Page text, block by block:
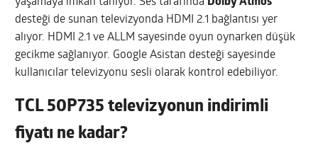
desteği de sunan televizyonda HDMI 2.1 bağlantısı yer
alıyor. HDMI 2.1 ve ALLM sayesinde oyun oynarken düşük
gecikme sağlanıyor. Google Asistan desteği sayesinde
kullanıcılar televizyonu sesli olarak kontrol edebiliyor.
TCL 50P735 televizyonun indirimli
fiyatı ne kadar?